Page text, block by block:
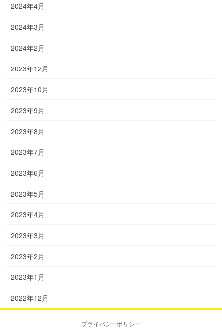
2024年4月
2024年3月
2024年2月
2023年12月
2023年10月
2023年9月
2023年8月
2023年7月
2023年6月
2023年5月
2023年4月
2023年3月
2023年2月
2023年1月
2022年12月
プライバシーポリシー